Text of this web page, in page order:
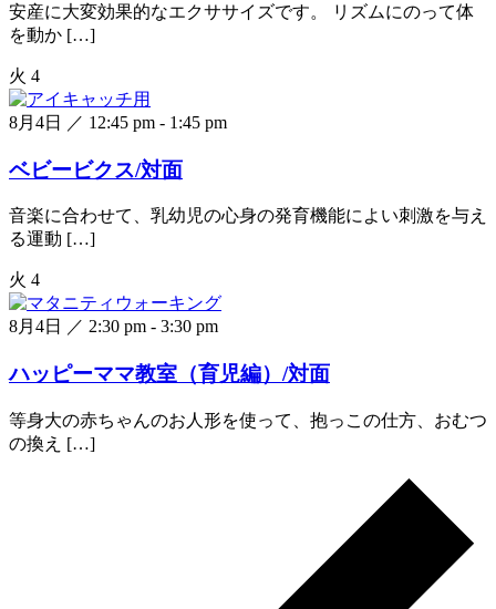
安産に大変効果的なエクササイズです。 リズムにのって体
を動か […]
火 4
8月4日 ／ 12:45 pm - 1:45 pm
ベビービクス/対面
音楽に合わせて、乳幼児の心身の発育機能によい刺激を与え
る運動 […]
火 4
8月4日 ／ 2:30 pm - 3:30 pm
ハッピーママ教室（育児編）/対面
等身大の赤ちゃんのお人形を使って、抱っこの仕方、おむつ
の換え […]